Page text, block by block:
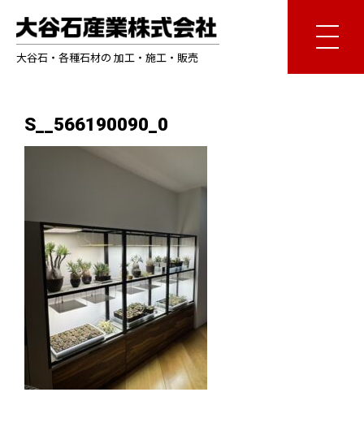
大谷石・各種石材の 加工・施工・販売
S__566190090_0